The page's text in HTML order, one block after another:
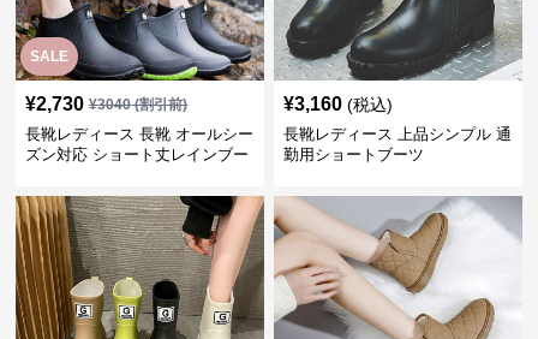
SALE
¥2,730 ¥3040(割引前)
長靴レディース 長靴 オールシー
ズン対応 ショート丈レインブー
¥3,160 (税込)
長靴レディース 上品シンプル 通
勤用ショートブーツ